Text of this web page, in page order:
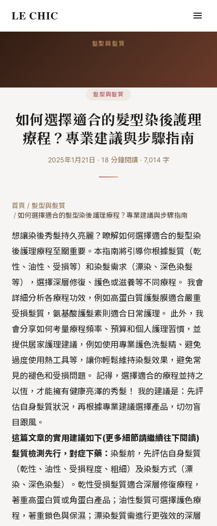
LE CHIC
髮型與髮質
髮型與髮質
如何選擇適合的髮型染後護理
療程？專業建議與步驟指南
2025年1月21日 · 18 分鐘閱讀· 7,014字
首頁 / 髮型與髮質
/ 如何選擇適合的髮型染後護理療程？專業建議與步驟指南
想讓染後秀髮持久亮麗？瞭解如何選擇適合的髮型染
後護理療程至關重要。本指南將引導你根據髮質（乾
性、油性、受損等）和染髮需求（漂染、深色染髮
等），選擇深層修復、護色或滋養等不同療程。 我會
詳細分析各療程功效，例如高蛋白質護髮膜適合嚴重
受損髮質，氨基酸護髮素則適合日常護理。 此外，我
會分享如何考量療程頻率、預算和個人護理習慣，並
提供居家護理建議，例如使用專業護色洗髮精、避免
過度使用熱工具等，讓你輕鬆維持染髮效果，避免常
見的褪色和受損問題。 記得，選擇適合的療程並持之
以恆，才能擁有健康亮澤的秀髮！ 我的建議是：先評
估自身髮質狀況，再根據專業建議選擇產品，切勿盲
目跟風。
這篇文章的實用建議如下(更多細節請繼續往下閱讀)
髮質檢測先行，對症下藥： 染髮前，先評估自身髮質
（乾性、油性、受損程度、粗細）及染髮方式（漂
染、深色染髮）。乾性受損髮質適合深層修復療程，
著重高蛋白質或角蛋白產品；油性髮質可選擇護色療
程，著重鎖色與保濕；漂染髮質需進行更強效的深層